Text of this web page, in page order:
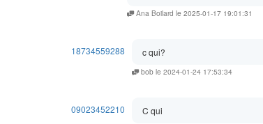
Ana Boilard le 2025-01-17 19:01:31
18734559288 c qui?
bob le 2024-01-24 17:53:34
09023452210 C qui